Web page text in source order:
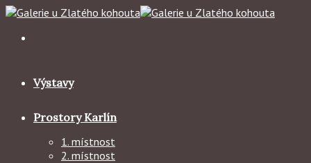
Skip
content
Výstavy
Prostory Karlín
1. místnost
2. místnost